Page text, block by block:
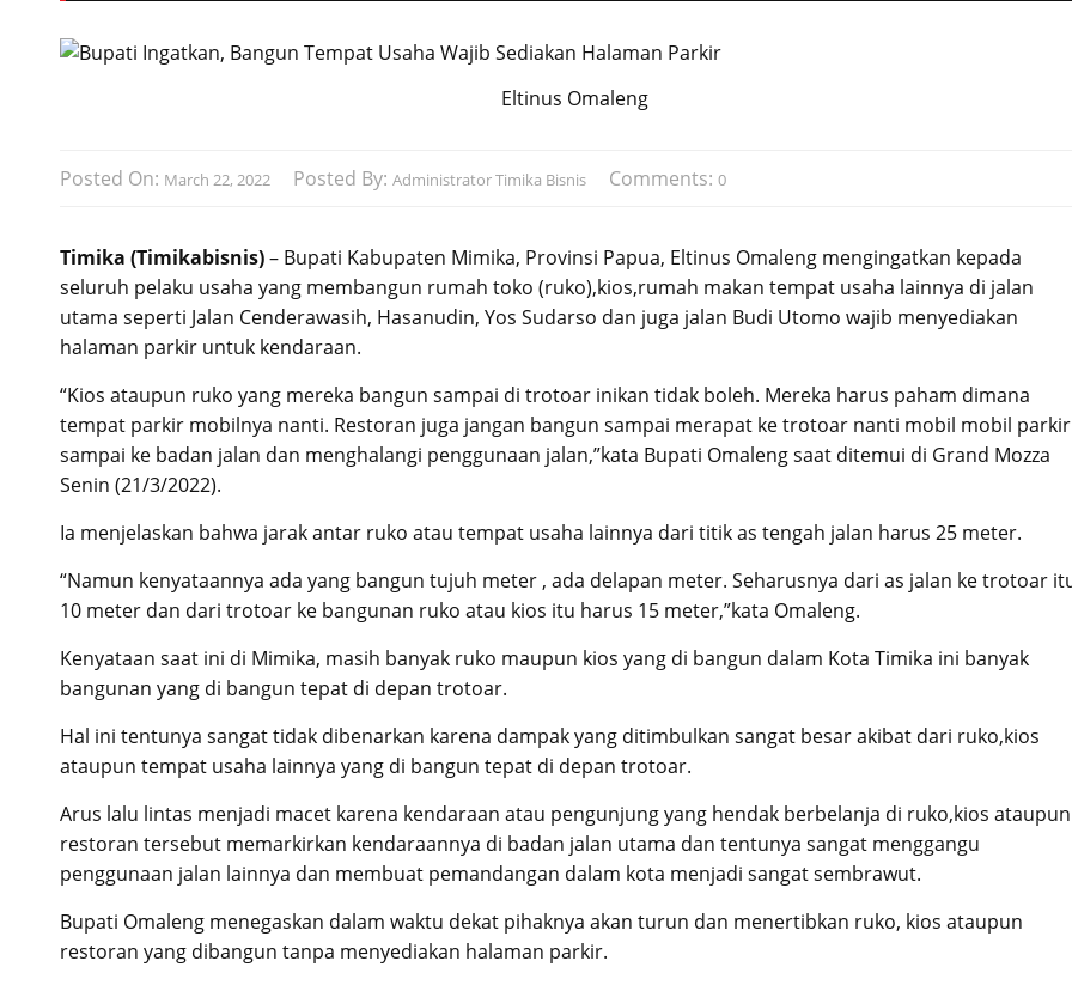
Eltinus Omaleng
Posted On: March 22, 2022 Posted By: Administrator Timika Bisnis Comments: 0
Timika (Timikabisnis)– Bupati Kabupaten Mimika, Provinsi Papua, Eltinus Omaleng mengingatkan kepada
seluruh pelaku usaha yang membangun rumah toko (ruko),kios,rumah makan tempat usaha lainnya di jalan
utama seperti Jalan Cenderawasih, Hasanudin, Yos Sudarso dan juga jalan Budi Utomo wajib menyediakan
halaman parkir untuk kendaraan.
“Kios ataupun ruko yang mereka bangun sampai di trotoar inikan tidak boleh. Mereka harus paham dimana
tempat parkir mobilnya nanti. Restoran juga jangan bangun sampai merapat ke trotoar nanti mobil mobil parkir
sampai ke badan jalan dan menghalangi penggunaan jalan,”kata Bupati Omaleng saat ditemui di Grand Mozza
Senin (21/3/2022).
Ia menjelaskan bahwa jarak antar ruko atau tempat usaha lainnya dari titik as tengah jalan harus 25 meter.
“Namun kenyataannya ada yang bangun tujuh meter , ada delapan meter. Seharusnya dari as jalan ke trotoar
10 meter dan dari trotoar ke bangunan ruko atau kios itu harus 15 meter,”kata Omaleng.
Kenyataan saat ini di Mimika, masih banyak ruko maupun kios yang di bangun dalam Kota Timika ini banyak
bangunan yang di bangun tepat di depan trotoar.
Hal ini tentunya sangat tidak dibenarkan karena dampak yang ditimbulkan sangat besar akibat dari ruko,kios
ataupun tempat usaha lainnya yang di bangun tepat di depan trotoar.
Arus lalu lintas menjadi macet karena kendaraan atau pengunjung yang hendak berbelanja di ruko,kios ataupun
restoran tersebut memarkirkan kendaraannya di badan jalan utama dan tentunya sangat menggangu
penggunaan jalan lainnya dan membuat pemandangan dalam kota menjadi sangat sembrawut.
Bupati Omaleng menegaskan dalam waktu dekat pihaknya akan turun dan menertibkan ruko, kios ataupun
restoran yang dibangun tanpa menyediakan halaman parkir.